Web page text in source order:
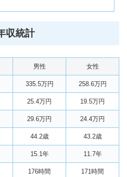
収統計
男性 女性
335.5万円 258.6万円
25.4万円 19.5万円
29.6万円 24.4万円
44.2歳 43.2歳
15.1年 11.7年
176時間 171時間